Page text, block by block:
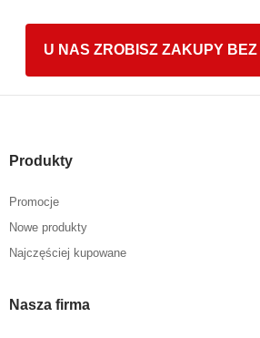
U NAS ZROBISZ ZAKUPY BEZ
Produkty
Promocje
Nowe produkty
Najczęściej kupowane
Nasza firma